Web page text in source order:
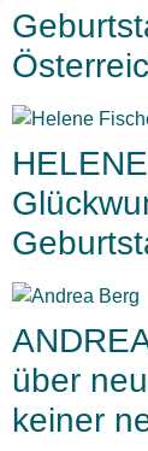
über
keiner